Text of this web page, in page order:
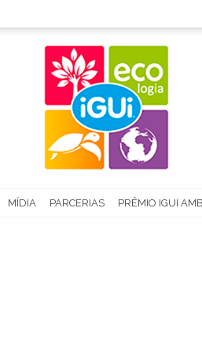
MÍDIA PARCERIAS PRÊMIO IGUI